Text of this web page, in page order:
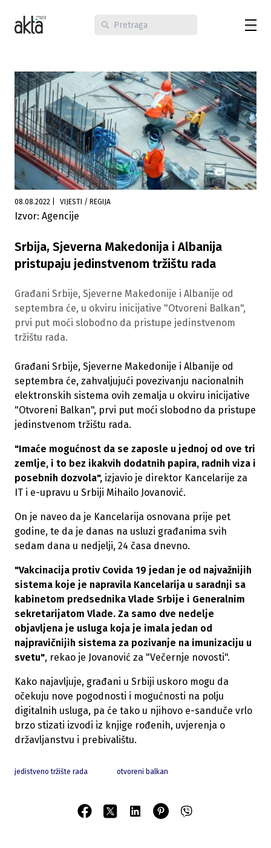
08.08.2022 VIJESTI / REGIJA
Izvor: Agencije
Srbija, Sjeverna Makedonija i Albanija
pristupaju jedinstvenom tržištu rada
Građani Srbije, Sjeverne Makedonije i Albanije od
septembra će, u okviru inicijative "Otvoreni Balkan",
prvi put moći slobodno da pristupe jedinstvenom
tržištu rada.
Građani Srbije, Sjeverne Makedonije i Albanije od
septembra će, zahvaljujući povezivanju nacionalnih
elektronskih sistema ovih zemalja u okviru inicijative
"Otvoreni Balkan", prvi put moći slobodno da pristupe
jedinstvenom tržištu rada.
"Imaće mogućnost da se zaposle u jednoj od ove tri
zemlje, i to bez ikakvih dodatnih papira, radnih viza i
posebnih dozvola", izjavio je direktor Kancelarije za
IT i e-upravu u Srbiji Mihailo Jovanović.
On je naveo da je Kancelarija osnovana prije pet
godine, te da je danas na usluzi građanima svih
sedam dana u nedjelji, 24 časa dnevno.
"Vakcinacija protiv Covida 19 jedan je od najvažnijih
sistema koje je napravila Kancelarija u saradnji sa
kabinetom predsednika Vlade Srbije i Generalnim
sekretarijatom Vlade. Za samo dve nedelje
objavljena je usluga koja je imala jedan od
najpravičnijih sistema za pozivanje na imunizaciju u
svetu", rekao je Jovanović za "Večernje novosti".
Kako najavljuje, građani u Srbiji uskoro mogu da
očekuju nove pogodnosti i mogućnosti na polju
digitalnih usluga, pa će tako u njihovo e-sanduče vrlo
brzo stizati izvodi iz knjige rođenih, uvjerenja o
državljanstvu i prebivalištu.
jedistveno tržište rada otvoreni balkan